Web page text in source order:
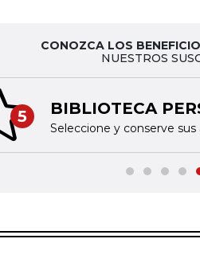
CONOZCA LOS
NUESTROS
5 BIBLIOTECA
Seleccione y conserve